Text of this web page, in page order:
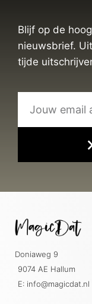
Blijf op de
nieuwsbrief.
tijde
Doniaweg 9
9074 AE Hallum
E: info@magicdat.nl